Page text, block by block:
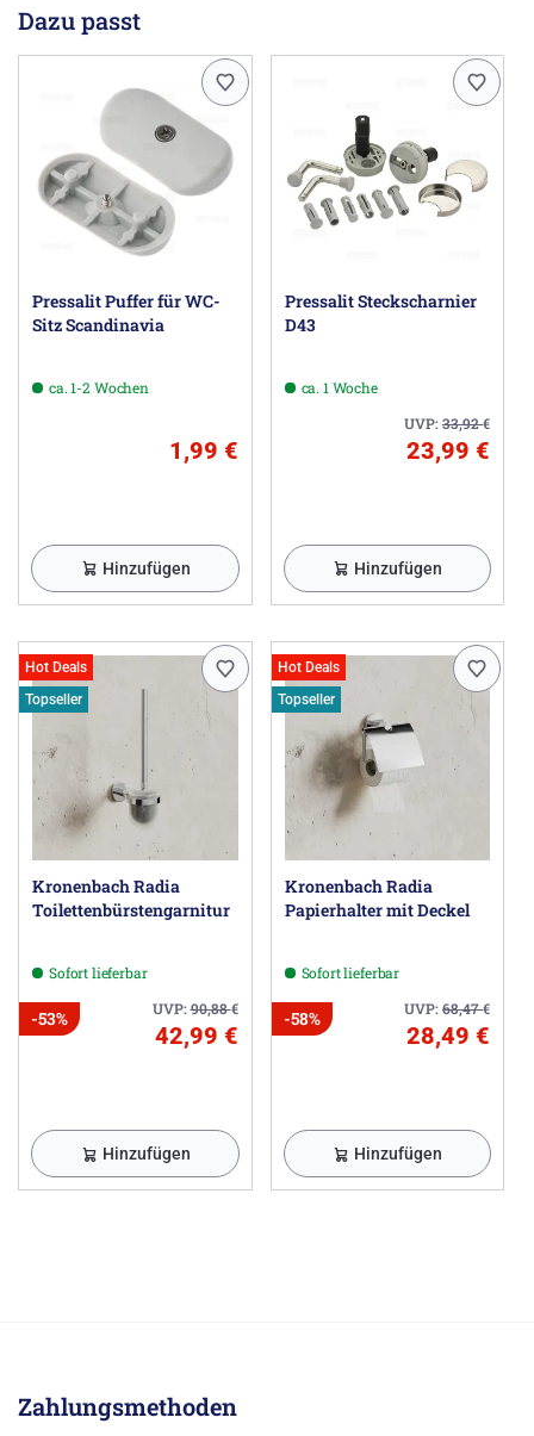
Pressalit GmbH, Ramskamp 71, 25337 Elmshorn DE,
de@pressalit.com
Dazu passt
Pressalit Puffer für WC-
Sitz Scandinavia
ca. 1-2 Wochen
1,99 €
Hinzufügen
Pressalit Steckscharnier
D43
ca. 1 Woche
UVP:33,92€
23,99 €
Hinzufügen
Hot Deals
Topseller
Kronenbach Radia
Toilettenbürstengarnitur
Sofort lieferbar
UVP:90,88€
-53%
42,99 €
Hinzufügen
Hot Deals
Topseller
Kronenbach Radia
Papierhalter mit Deckel
Sofort lieferbar
UVP:68,47€
-58%
28,49 €
Hinzufügen
Zahlungsmethoden